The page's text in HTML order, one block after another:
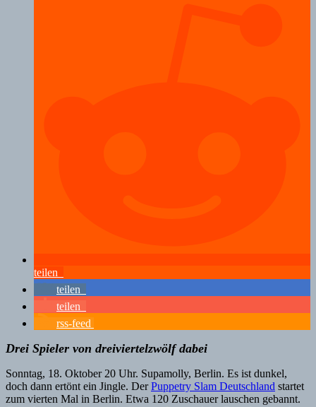
teilen
teilen
teilen
rss-feed
Drei Spieler von dreiviertelzwölf dabei
Sonntag, 18. Oktober 20 Uhr. Supamolly, Berlin. Es ist dunkel,
doch dann ertönt ein Jingle. DerPuppetry Slam Deutschland startet
zum vierten Mal in Berlin. Etwa 120 Zuschauer lauschen gebannt.